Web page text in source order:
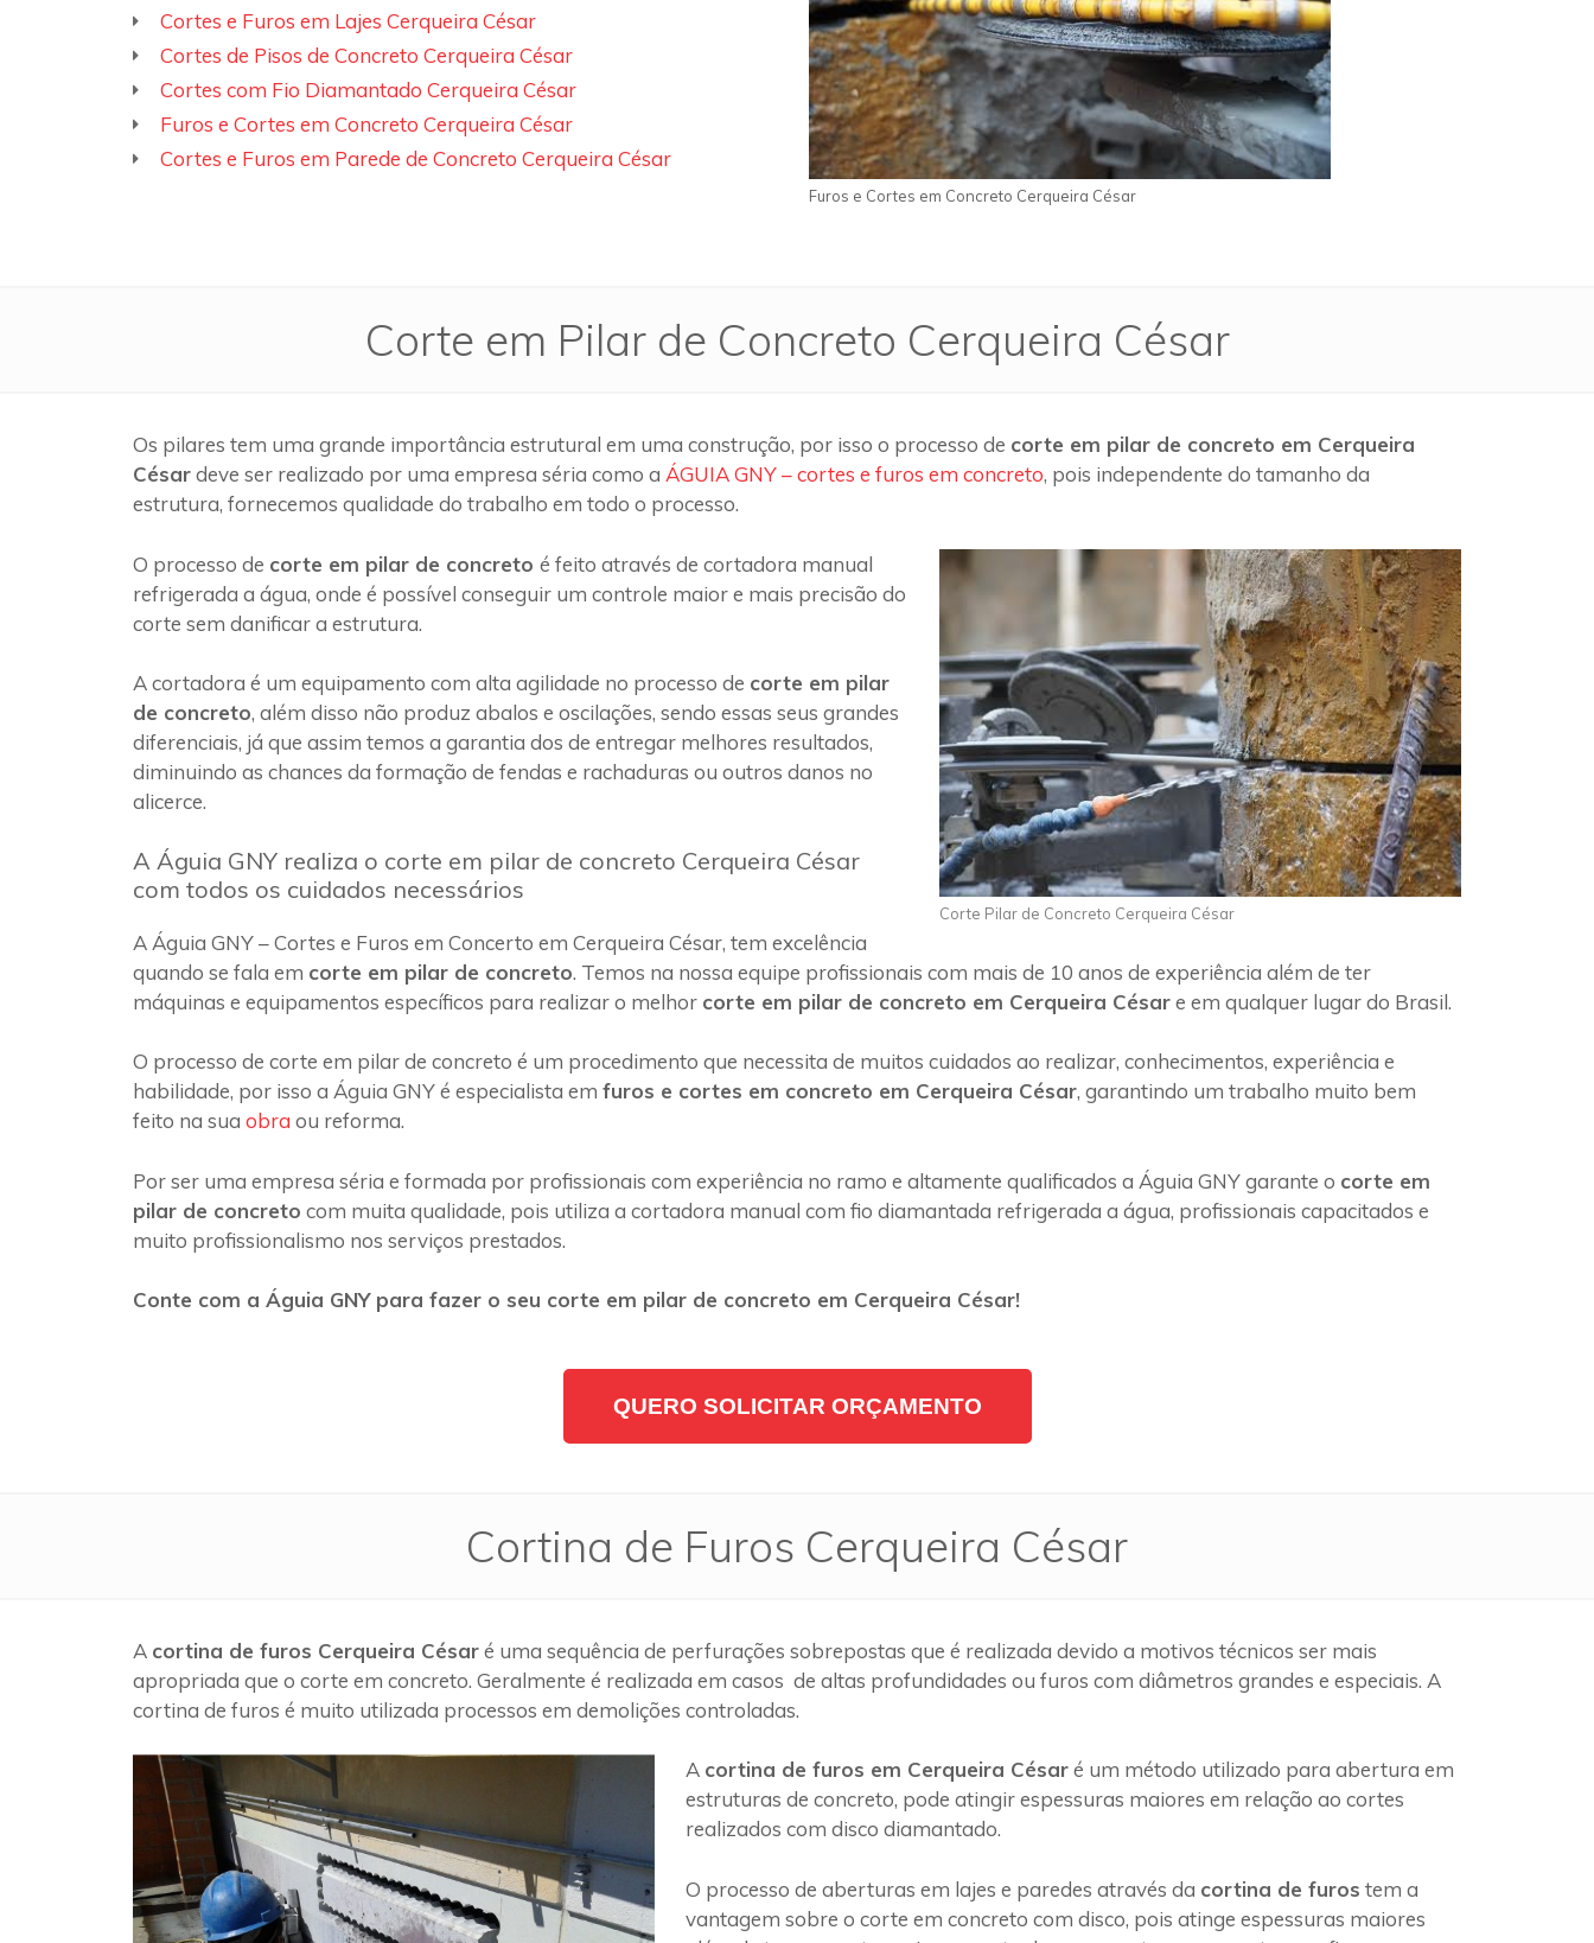
Cortes e Furos em Lajes Cerqueira César
Cortes de Pisos de Concreto Cerqueira César
Cortes com Fio Diamantado Cerqueira César
Furos e Cortes em Concreto Cerqueira César
Cortes e Furos em Parede de Concreto Cerqueira César
Furos e Cortes em Concreto Cerqueira César
Corte em Pilar de Concreto Cerqueira César
Os pilares tem uma grande importância estrutural em uma construção, por isso o processo de corte em pilar de concreto em Cerqueira
Césardeve ser realizado por uma empresa séria como a ÁGUIA GNY – cortes e furos em concreto, pois independente do tamanho da
estrutura, fornecemos qualidade do trabalho em todo o processo.
Corte Pilar de Concreto Cerqueira César
O processo de corte em pilar de concreto é feito através de cortadora manual
refrigerada a água, onde é possível conseguir um controle maior e mais precisão do
corte sem danificar a estrutura.
A cortadora é um equipamento com alta agilidade no processo de corte em pilar
de concreto, além disso não produz abalos e oscilações, sendo essas seus grandes
diferenciais, já que assim temos a garantia dos de entregar melhores resultados,
diminuindo as chances da formação de fendas e rachaduras ou outros danos no
alicerce.
A Águia GNY realiza o corte em pilar de concreto Cerqueira César
com todos os cuidados necessários
A Águia GNY – Cortes e Furos em Concerto em Cerqueira César, tem excelência
quando se fala em corte em pilar de concreto. Temos na nossa equipe profissionais com mais de 10 anos de experiência além de ter
máquinas e equipamentos específicos para realizar o melhor corte em pilar de concreto em Cerqueira Césare em qualquer lugar do Brasil.
O processo de corte em pilar de concreto é um procedimento que necessita de muitos cuidados ao realizar, conhecimentos, experiência e
habilidade, por isso a Águia GNY é especialista em furos e cortes em concreto em Cerqueira César, garantindo um trabalho muito bem
feito na sua obra ou reforma.
Por ser uma empresa séria e formada por profissionais com experiência no ramo e altamente qualificados a Águia GNY garante o corte em
pilar de concreto com muita qualidade, pois utiliza a cortadora manual com fio diamantada refrigerada a água, profissionais capacitados e
muito profissionalismo nos serviços prestados.
Conte com a Águia GNY para fazer o seu corte em pilar de concreto em Cerqueira César!
QUERO SOLICITAR ORÇAMENTO
Cortina de Furos Cerqueira César
A cortina de furos Cerqueira Césaré uma sequência de perfurações sobrepostas que é realizada devido a motivos técnicos ser mais
apropriada que o corte em concreto. Geralmente é realizada em casos de altas profundidades ou furos com diâmetros grandes e especiais. A
cortina de furos é muito utilizada processos em demolições controladas.
A cortina de furos em Cerqueira Césaré um método utilizado para abertura em
estruturas de concreto, pode atingir espessuras maiores em relação ao cortes
realizados com disco diamantado.
O processo de aberturas em lajes e paredes através da cortina de furos tem a
vantagem sobre o corte em concreto com disco, pois atinge espessuras maiores